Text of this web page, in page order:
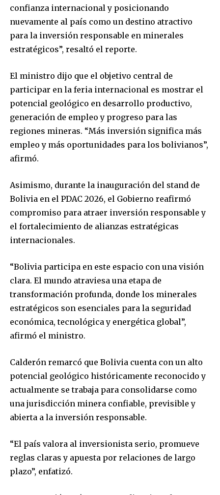
SUBSCRIBERS and be part of the
conversation.
To subscribe, simply enter your email address on our website
or click the subscribe button below. Don't worry, we respect
your privacy and won't spam your inbox. Your information is
safe with us.
SUBSCRIBE
I've read and accept thePrivacy Policy.
confianza internacional y posicionando
nuevamente al país como un destino atractivo
para la inversión responsable en minerales
estratégicos”, resaltó el reporte.
El ministro dijo que el objetivo central de
participar en la feria internacional es mostrar el
potencial geológico en desarrollo productivo,
generación de empleo y progreso para las
regiones mineras. “Más inversión significa más
empleo y más oportunidades para los bolivianos”,
afirmó.
Asimismo, durante la inauguración del stand de
Bolivia en el PDAC 2026, el Gobierno reafirmó
compromiso para atraer inversión responsable y
el fortalecimiento de alianzas estratégicas
internacionales.
“Bolivia participa en este espacio con una visión
clara. El mundo atraviesa una etapa de
transformación profunda, donde los minerales
estratégicos son esenciales para la seguridad
económica, tecnológica y energética global”,
afirmó el ministro.
Calderón remarcó que Bolivia cuenta con un alto
potencial geológico históricamente reconocido y
actualmente se trabaja para consolidarse como
una jurisdicción minera confiable, previsible y
abierta a la inversión responsable.
“El país valora al inversionista serio, promueve
reglas claras y apuesta por relaciones de largo
plazo”, enfatizó.